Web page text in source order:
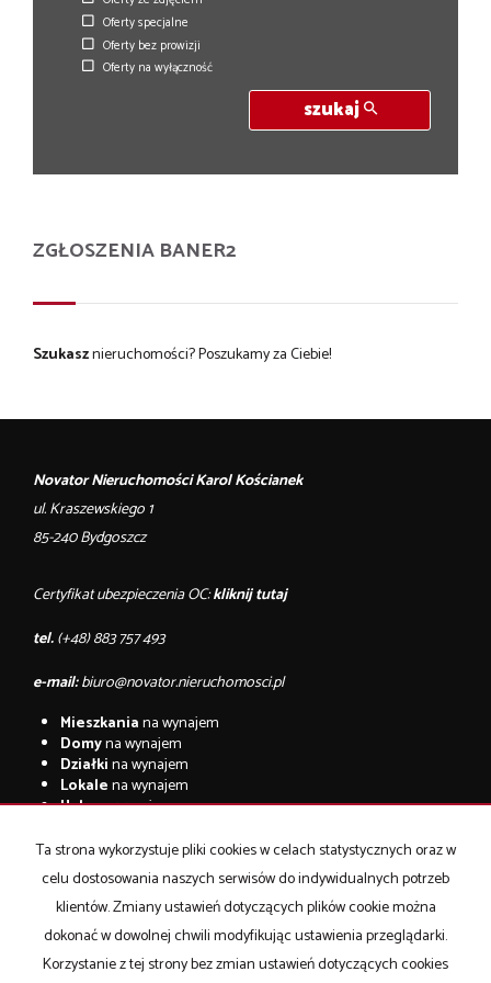
Oferty specjalne
Oferty bez prowizji
Oferty na wyłączność
szukaj
ZGŁOSZENIA BANER2
Szukasznieruchomości?Poszukamy za Ciebie!
Novator Nieruchomości Karol Kościanek
ul. Kraszewskiego 1
85-240 Bydgoszcz
Certyfikat ubezpieczenia OC:kliknij tutaj
tel.(+48) 883 757 493
e-mail:biuro@novator.nieruchomosci.pl
Mieszkaniana wynajem
Domyna wynajem
Działkina wynajem
Lokalena wynajem
Halena wynajem
Mieszkaniana sprzedaż
Domyna sprzedaż
Działkina sprzedaż
Lokale
na sprzedaż
Halena sprzedaż
Obiektyna sprzedaż
Ta strona wykorzystuje pliki cookies w celach statystycznych oraz w
celu dostosowania naszych serwisów do indywidualnych potrzeb
klientów. Zmiany ustawień dotyczących plików cookie można
dokonać w dowolnej chwili modyfikując ustawienia przeglądarki.
Korzystanie z tej strony bez zmian ustawień dotyczących cookies